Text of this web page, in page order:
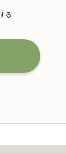
定める場合を除
の通りです。
る